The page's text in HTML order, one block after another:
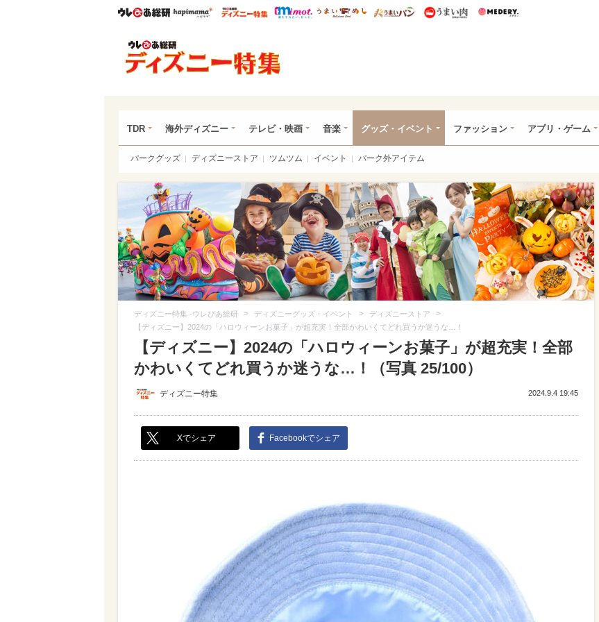
ウレぴあ総研ハピママ* ウレぴあ総研 ディズニー特集
mimot. うまいめし うまいパン うまい肉
TDR 海外ディズニー テレビ・映画 音楽 グッズ・イベント ファッション アプリ・ゲーム
パークグッズ ディズニーストア ツムツム イベント パーク外アイテム
ディズニー特集 -ウレぴあ総研 > ディズニーグッズ・イベント > ディズニーストア >
【ディズニー】2024の「ハロウィーンお菓子」が超充実！全部かわいくてどれ買うか迷うな…！
【ディズニー】2024の「ハロウィーンお菓子」が超充実！全部
かわいくてどれ買うか迷うな…！（写真 25/100）
ディズニー特集 2024.9.4 19:45
Xでシェア Facebookでシェア